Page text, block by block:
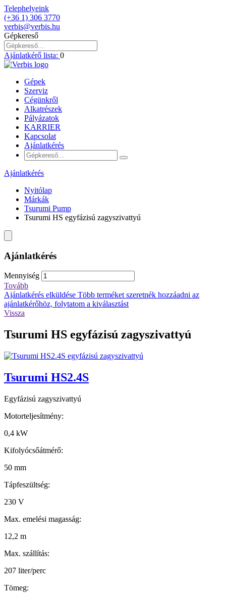
Telephelyeink
(+36 1) 306 3770
verbis@verbis.hu
Gépkereső
Ajánlatkérő lista: 0
Gépek
Szerviz
Cégünkről
Alkatrészek
Pályázatok
KARRIER
Kapcsolat
Ajánlatkérés
Ajánlatkérés
Nyitólap
Márkák
Tsurumi Pump
Tsurumi HS egyfázisú zagyszivattyú
Ajánlatkérés
Mennyiség
Tovább
Ajánlatkérés elküldése Több terméket szeretnék hozzáadni az
ajánlatkérőhöz, folytatom a kiválasztást
Vissza
Tsurumi HS egyfázisú zagyszivattyú
Tsurumi HS2.4S
Egyfázisú zagyszivattyú
Motorteljesítmény:
0,4 kW
Kifolyócsőátmérő:
50 mm
Tápfeszültség:
230 V
Max. emelési magasság:
12,2 m
Max. szállítás:
207 liter/perc
Tömeg: